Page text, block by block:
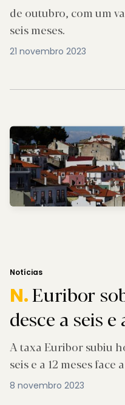
de outubro, com um
seis meses.
21 novembro 2023
Notícias
N.Euribor
desce a seis e
A taxa Euribor subiu
seis e a 12 meses face
8 novembro 2023